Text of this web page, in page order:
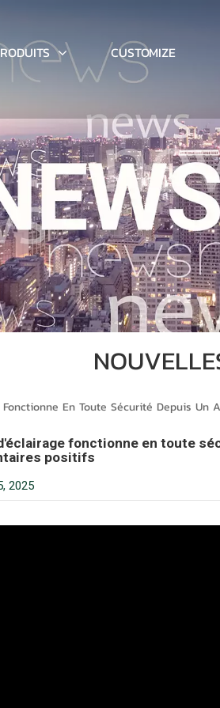
CUSTOMIZE
Fonctionne En Toute Sécurité Depuis
fonctionne en toute
positifs
2025